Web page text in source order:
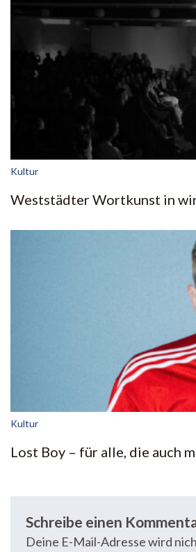
Kultur
Weststädter Wortkunst in
Kultur
Lost Boy – für alle, die auch
Schreibe einen
Deine E-Mail-Adresse wird